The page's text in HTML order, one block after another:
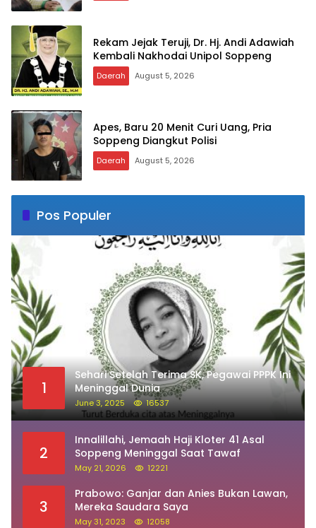
Rekam Jejak Teruji, Dr. Hj. Andi Adawiah
Kembali Nakhodai Unipol Soppeng
Daerah August 5, 2026
Apes, Baru 20 Menit Curi Uang, Pria
Soppeng Diangkut Polisi
Daerah August 5, 2026
Pos Populer
1
Sehari Setelah Terima SK, Pegawai PPPK Ini
Meninggal Dunia
June 3, 2025 16537
2
Innalillahi, Jemaah Haji Kloter 41 Asal
Soppeng Meninggal Saat Tawaf
May 21, 2026 12221
3
Prabowo: Ganjar dan Anies Bukan Lawan,
Mereka Saudara Saya
May 31, 2023 12058